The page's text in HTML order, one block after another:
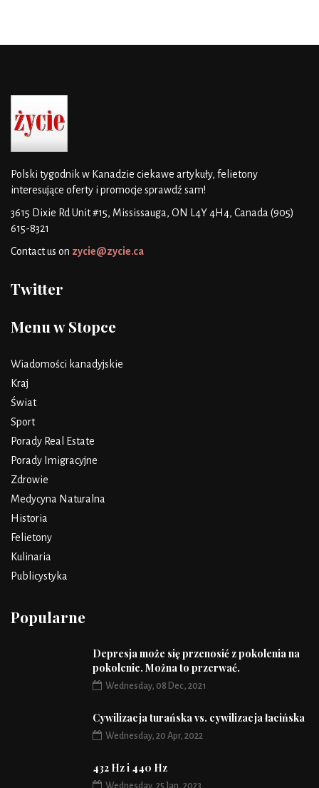
Polski tygodnik w Kanadzie ciekawe artykuły, felietony
interesujące oferty i promocje sprawdź sam!
3615 Dixie Rd Unit #15, Mississauga, ON L4Y 4H4, Canada (905)
615-8321
Contact us on zycie@zycie.ca
Twitter
Menu w Stopce
Wiadomości kanadyjskie
Kraj
Świat
Sport
Porady Real Estate
Porady Imigracyjne
Zdrowie
Medycyna Naturalna
Historia
Felietony
Kulinaria
Publicystyka
Popularne
Depresja może się przenosić z pokolenia na
pokolenie. Można to przerwać.
Wednesday, 08 Dec, 2021
Cywilizacja turańska vs. cywilizacja łacińska
Wednesday, 20 Apr, 2022
432 Hz i 440 Hz
Wednesday, 25 Jan, 2023